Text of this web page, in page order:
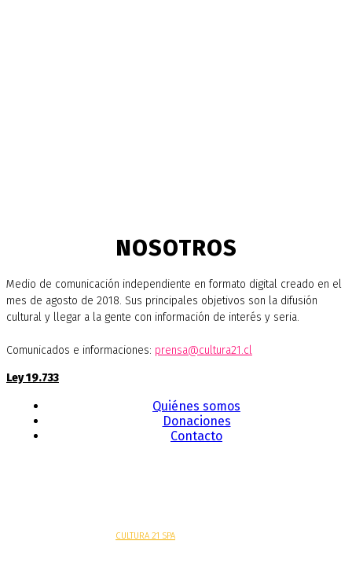
NOSOTROS
Medio de comunicación independiente en formato digital creado en el
mes de agosto de 2018. Sus principales objetivos son la difusión
cultural y llegar a la gente con información de interés y seria.
Comunicados e informaciones: prensa@cultura21.cl
Ley 19.733
Quiénes somos
Donaciones
Contacto
CULTURA 21 SPA